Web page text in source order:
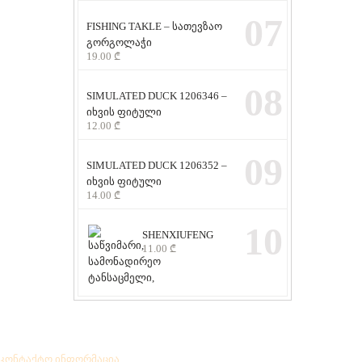
FISHING TAKLE – სათევზაო
გორგოლაჭი
19.00 ₾
07
SIMULATED DUCK 1206346 –
იხვის ფიტული
12.00 ₾
08
SIMULATED DUCK 1206352 –
იხვის ფიტული
14.00 ₾
09
SHENXIUFENG
11.00 ₾ 10
ინფორმაცია